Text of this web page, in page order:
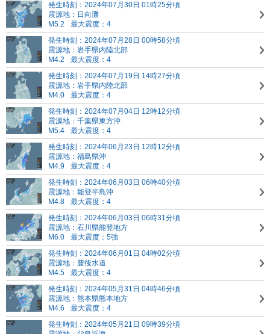
発生時刻：2024年07月30日 01時25分頃
震源地：日向灘
M5.2
最大震度：4
発生時刻：2024年07月28日 00時58分頃
震源地：岩手県内陸北部
M4.2
最大震度：4
発生時刻：2024年07月19日 14時27分頃
震源地：岩手県内陸北部
M4.0
最大震度：4
発生時刻：2024年07月04日 12時12分頃
震源地：千葉県東方沖
M5.4
最大震度：4
発生時刻：2024年06月23日 12時12分頃
震源地：福島県沖
M4.9
最大震度：4
発生時刻：2024年06月03日 06時40分頃
震源地：能登半島沖
M4.8
最大震度：4
発生時刻：2024年06月03日 06時31分頃
震源地：石川県能登地方
M6.0
最大震度：5強
発生時刻：2024年06月01日 04時02分頃
震源地：豊後水道
M4.5
最大震度：4
発生時刻：2024年05月31日 04時46分頃
震源地：熊本県熊本地方
M4.6
最大震度：4
発生時刻：2024年05月21日 09時39分頃